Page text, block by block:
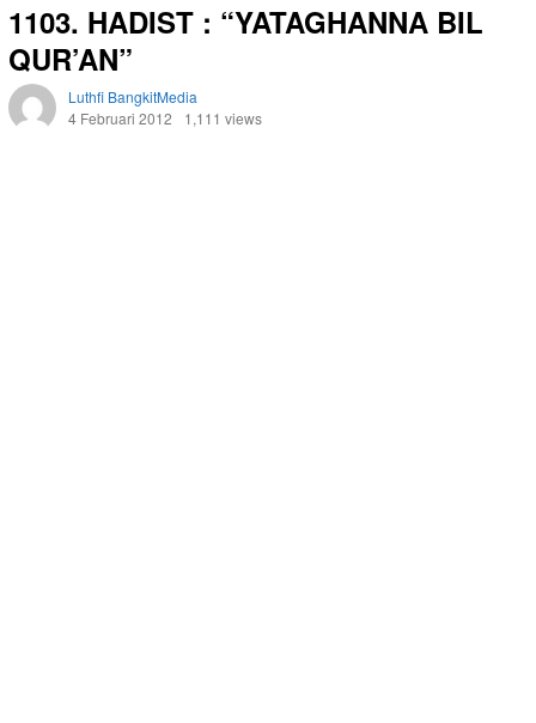
1103. HADIST : “YATAGHANNA BIL
QUR’AN”
Luthfi BangkitMedia
4 Februari 2012
1,111 views